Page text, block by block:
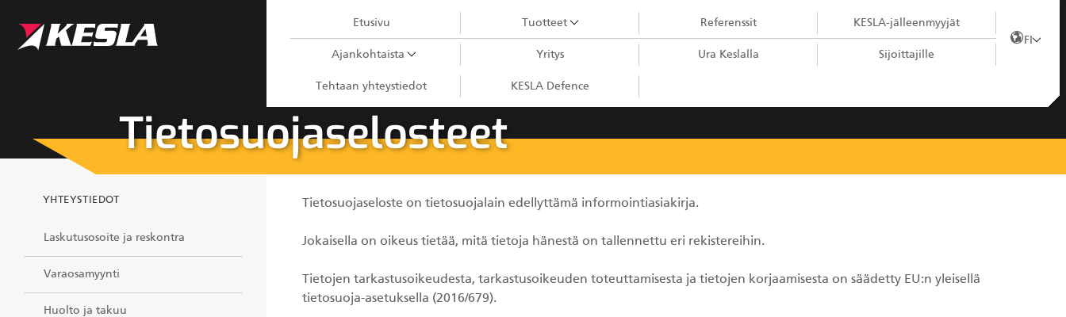
Etusivu Tuotteet
Kahmarit II
Kuormaimet
Perävaunut
Referenssit KESLA-jälleenmyyjät
Ajankohtaista Yritys Ura Keslalla Sijoittajille
Tehtaan yhteystiedot KESLA Defence
FI
Tietosuojaselosteet
YHTEYSTIEDOT
Laskutusosoite ja reskontra
Varaosamyynti
Huolto ja takuu
Tietosuojaseloste on tietosuojalain edellyttämä informointiasiakirja.
Jokaisella on oikeus tietää, mitä tietoja hänestä on tallennettu eri rekistereihin.
Tietojen tarkastusoikeudesta, tarkastusoikeuden toteuttamisesta ja tietojen korjaamisesta on säädetty EU:n yleisellä
tietosuoja-asetuksella (2016/679).